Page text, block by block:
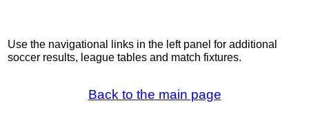
Use the navigational links in the left panel for additional
soccer results, league tables and match fixtures.
Back to the main page